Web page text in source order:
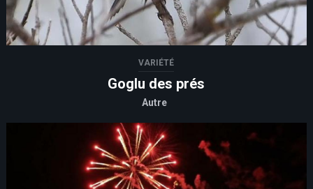
VARIÉTÉ
Goglu des prés
Autre